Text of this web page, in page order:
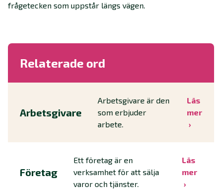
frågetecken som uppstår längs vägen.
Relaterade ord
Arbetsgivare
Arbetsgivare är den
som erbjuder
arbete.
Läs
mer
Företag
Ett företag är en
verksamhet för att sälja
varor och tjänster.
Läs
mer